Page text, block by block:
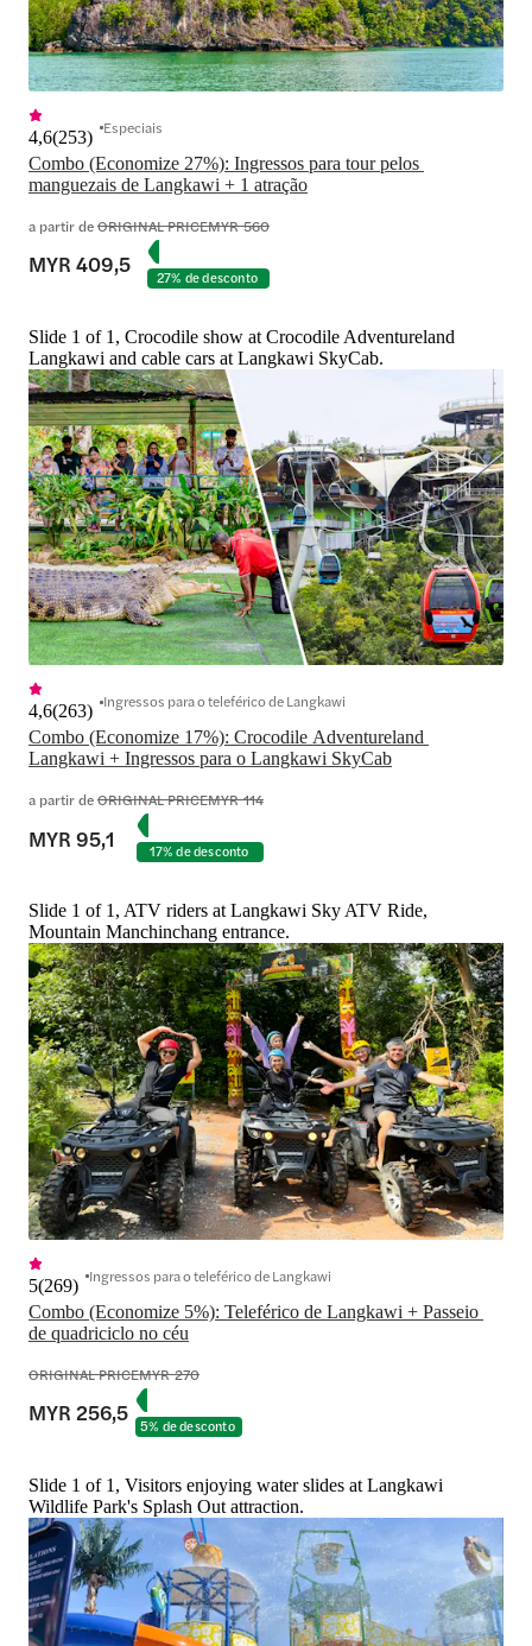
Combo (Economize 27%): Ingressos para tour pelos
4,6(253) Especiais
a partir deORIGINAL PRICEMYR 560
MYR 409,5 27% de desconto
Slide 1 of 1, Crocodile show at Crocodile Adventureland
Langkawi and cable cars at Langkawi SkyCab.
Combo (Economize 17%): Crocodile Adventureland
Langkawi + Ingressos para o Langkawi SkyCab
4,6(263) Ingressos para o teleférico de Langkawi
a partir deORIGINAL PRICEMYR 114
MYR 95,1 17% de desconto
Slide 1 of 1, ATV riders at Langkawi Sky ATV Ride,
Mountain Manchinchang entrance.
Combo (Economize 5%): Teleférico de Langkawi + Passeio
de quadriciclo no céu
5(269) Ingressos para o teleférico de Langkawi
ORIGINAL PRICEMYR 270
MYR 256,5 5% de desconto
Slide 1 of 1, Visitors enjoying water slides at Langkawi
Wildlife Park's Splash Out attraction.